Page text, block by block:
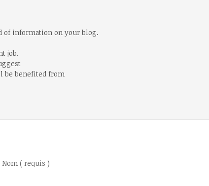
of information on your blog.
job.
be benefited from
Nom ( requis )